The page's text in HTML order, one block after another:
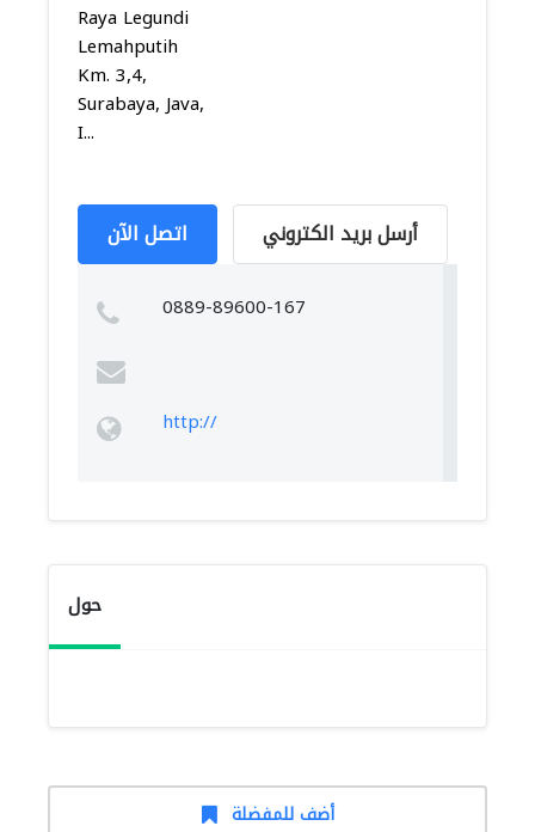
Raya Legundi
Lemahputih
Km. 3,4,
Surabaya, Java,
I...
اتصل الآن أرسل بريد الكتروني
0889-89600-167
http://
حول
أضف للمفضلة